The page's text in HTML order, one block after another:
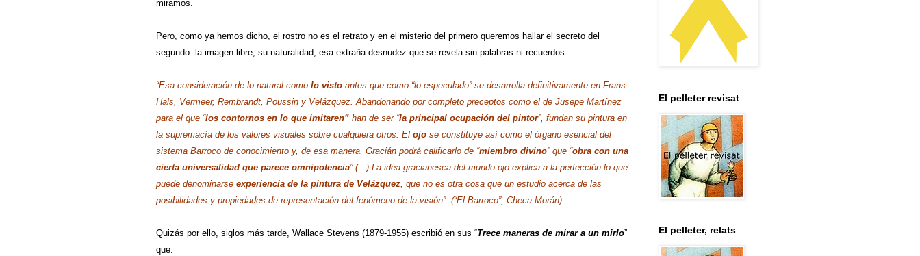
miramos.
Pero, como ya hemos dicho, el rostro no es el retrato y en el misterio del primero queremos hallar el secreto del
segundo: la imagen libre, su naturalidad, esa extraña desnudez que se revela sin palabras ni recuerdos.
“Esa consideración de lo natural como lo visto antes que como “lo especulado” se desarrolla definitivamente en Frans
Hals, Vermeer, Rembrandt, Poussin y Velázquez. Abandonando por completo preceptos como el de Jusepe Martínez
para el que “los contornos en lo que imitaren” han de ser “la principal ocupación del pintor”, fundan su pintura en
la supremacía de los valores visuales sobre cualquiera otros. El ojo se constituye así como el órgano esencial del
sistema Barroco de conocimiento y, de esa manera, Gracián podrá calificarlo de “miembro divino” que “obra con una
cierta universalidad que parece omnipotencia” (...) La idea gracianesca del mundo-ojo explica a la perfección lo que
puede denominarse experiencia de la pintura de Velázquez , que no es otra cosa que un estudio acerca de las
posibilidades y propiedades de representación del fenómeno de la visión”. (“El Barroco”, Checa-Morán)
Quizás por ello, siglos más tarde, Wallace Stevens (1879-1955) escribió en sus “Trece maneras de mirar a un mirlo”
que:
El pelleter revisat
El pelleter, relats